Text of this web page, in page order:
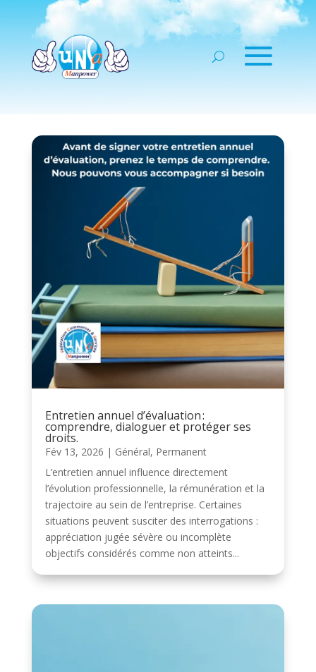
Entretien annuel d’évaluation :
comprendre, dialoguer et protéger ses
droits.
Fév 13, 2026 | Général, Permanent
L’entretien annuel influence directement
l’évolution professionnelle, la rémunération et la
trajectoire au sein de l’entreprise. Certaines
situations peuvent susciter des interrogations :
appréciation jugée sévère ou incomplète
objectifs considérés comme non atteints...